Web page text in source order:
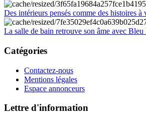
Des intérieurs pensés comme des histoires à
La salle de bain retrouve son âme avec Bleu
Catégories
Contactez-nous
Mentions légales
Espace annonceurs
Lettre d'information